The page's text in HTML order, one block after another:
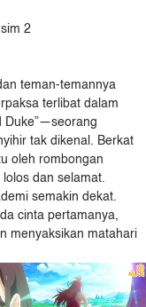
2
teman-temannya
terlibat dalam
Duke”—seorang
tak dikenal. Berkat
oleh rombongan
lolos dan selamat.
semakin dekat.
cinta pertamanya,
menyaksikan matahari